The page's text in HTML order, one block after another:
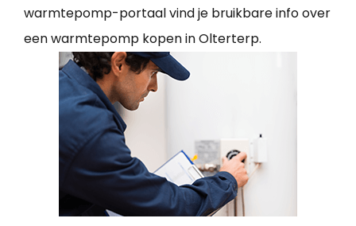
warmtepomp-portaal vind je bruikbare info over
een warmtepomp kopen in Olterterp.